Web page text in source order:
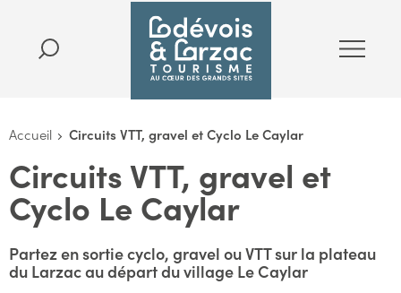
Accueil Circuits VTT, gravel et Cyclo Le Caylar
Circuits VTT, gravel et
Cyclo Le Caylar
Partez en sortie cyclo, gravel ou VTT sur la plateau
du Larzac au départ du village Le Caylar